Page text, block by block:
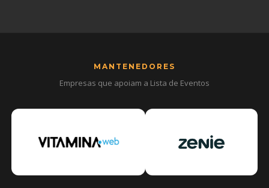
MANTENEDORES
Empresas que apoiam a Lista de Eventos